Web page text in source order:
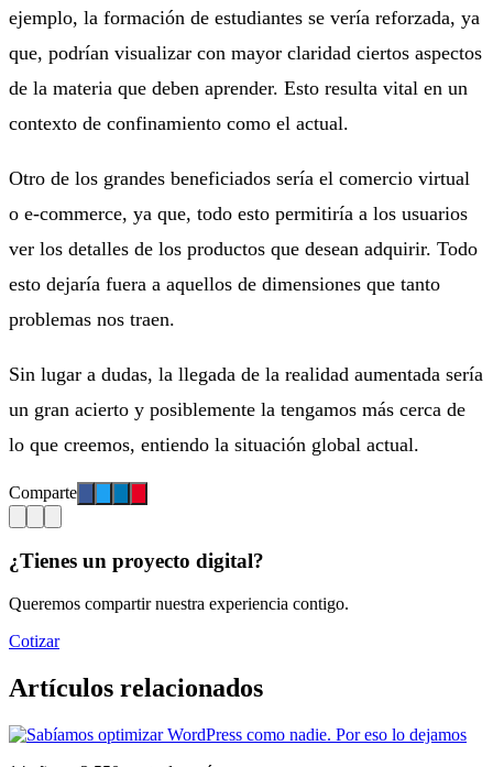
ejemplo, la formación de estudiantes se vería reforzada, ya
que, podrían visualizar con mayor claridad ciertos aspectos
de la materia que deben aprender. Esto resulta vital en un
contexto de confinamiento como el actual.
Otro de los grandes beneficiados sería el comercio virtual
o e-commerce, ya que, todo esto permitiría a los usuarios
ver los detalles de los productos que desean adquirir. Todo
esto dejaría fuera a aquellos de dimensiones que tanto
problemas nos traen.
Sin lugar a dudas, la llegada de la realidad aumentada sería
un gran acierto y posiblemente la tengamos más cerca de
lo que creemos, entiendo la situación global actual.
Comparte
¿Tienes un proyecto digital?
Queremos compartir nuestra experiencia contigo.
Cotizar
Artículos relacionados